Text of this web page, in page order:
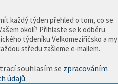
každý týden přehled o tom, co se
okolí? Přihlaste se k odběru
týdeníku Velkomeziříčsko a my
středu zašleme e-mailem.
souhlasím se zpracováním
údajů.